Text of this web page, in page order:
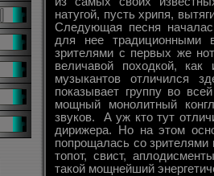
натугой, пусть хрипя,
Следующая песня
для нее традиционными
зрителями с первых же
величавой походкой,
музыкантов отличился
показывает группу во
мощный монолитный
звуков. А уж кто тут
дирижера. Но на этом
попрощалась со
топот, свист,
такой мощнейший